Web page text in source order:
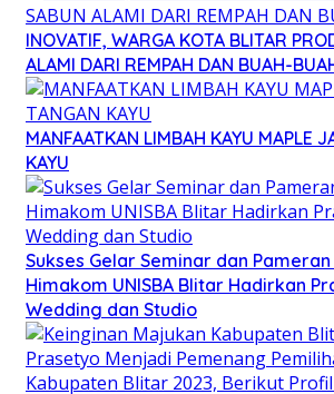
INOVATIF, WARGA KOTA BLITAR
ALAMI DARI REMPAH DAN BUAH-
MANFAATKAN LIMBAH KAYU MAPLE
KAYU
Sukses Gelar Seminar dan
Himakom UNISBA Blitar Hadirkan
Wedding dan Studio